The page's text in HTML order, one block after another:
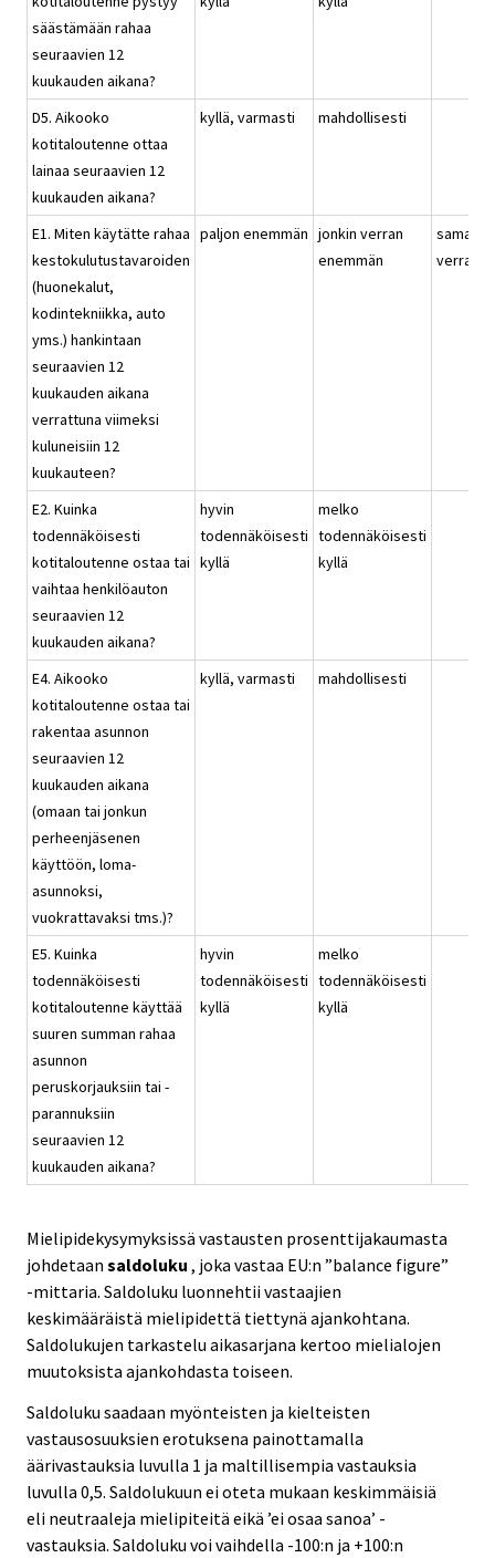
säästämään rahaa
seuraavien 12
kuukauden aikana?
D5. Aikooko
kotitaloutenne ottaa
lainaa seuraavien 12
kuukauden aikana?
kyllä, varmasti mahdollisesti
E1. Miten käytätte rahaa
kestokulutustavaroiden
(huonekalut,
kodintekniikka, auto
yms.) hankintaan
seuraavien 12
kuukauden aikana
verrattuna viimeksi
kuluneisiin 12
kuukauteen?
paljon enemmän jonkin verran
enemmän
saman
verran
E2. Kuinka
todennäköisesti
kotitaloutenne ostaa tai
vaihtaa henkilöauton
seuraavien 12
kuukauden aikana?
hyvin
todennäköisesti
kyllä
melko
todennäköisesti
kyllä
E4. Aikooko
kotitaloutenne ostaa tai
rakentaa asunnon
seuraavien 12
kuukauden aikana
(omaan tai jonkun
perheenjäsenen
käyttöön, loma-
asunnoksi,
vuokrattavaksi tms.)?
kyllä, varmasti mahdollisesti
E5. Kuinka
todennäköisesti
kotitaloutenne käyttää
suuren summan rahaa
asunnon
peruskorjauksiin tai -
parannuksiin
seuraavien 12
kuukauden aikana?
hyvin
todennäköisesti
kyllä
melko
todennäköisesti
kyllä
Mielipidekysymyksissä vastausten prosenttijakaumasta
johdetaan saldoluku , joka vastaa EU:n ”balance figure”
-mittaria. Saldoluku luonnehtii vastaajien
keskimääräistä mielipidettä tiettynä ajankohtana.
Saldolukujen tarkastelu aikasarjana kertoo mielialojen
muutoksista ajankohdasta toiseen.
Saldoluku saadaan myönteisten ja kielteisten
vastausosuuksien erotuksena painottamalla
äärivastauksia luvulla 1 ja maltillisempia vastauksia
luvulla 0,5. Saldolukuun ei oteta mukaan keskimmäisiä
eli neutraaleja mielipiteitä eikä ’ei osaa sanoa’ -
vastauksia. Saldoluku voi vaihdella -100:n ja +100:n